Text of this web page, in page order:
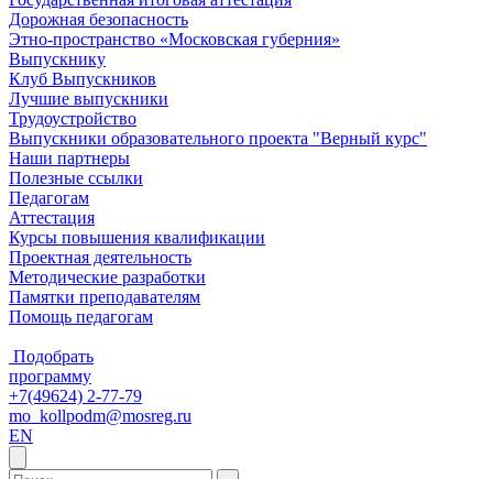
Дорожная безопасность
Этно-пространство «Московская губерния»
Выпускнику
Клуб Выпускников
Лучшие выпускники
Трудоустройство
Выпускники образовательного проекта "Верный курс"
Наши партнеры
Полезные ссылки
Педагогам
Аттестация
Курсы повышения квалификации
Проектная деятельность
Методические разработки
Памятки преподавателям
Помощь педагогам
Подобрать
программу
+7(49624) 2-77-79
mo_kollpodm@mosreg.ru
EN